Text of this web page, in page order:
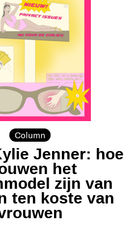
Column
Jenner: hoe
het
zijn van
ten koste van